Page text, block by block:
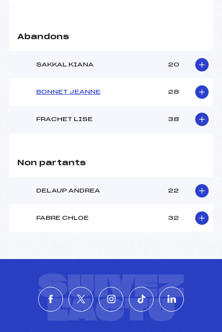
Abandons
SAKKAL KIANA 20
BONNET JEANNE 28
FRACHET LISE 38
Non partants
DELAUP ANDREA 22
FABRE CHLOE 32
SUIVEZ
L'ACTU